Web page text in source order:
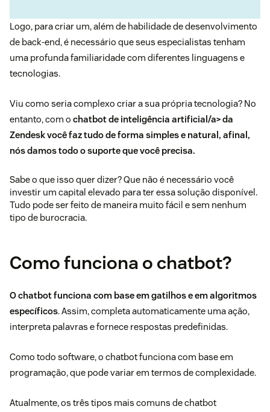
Logo, para criar um, além de habilidade de desenvolvimento
de back-end, é necessário que seus especialistas tenham
uma profunda familiaridade com diferentes linguagens e
tecnologias.
Viu como seria complexo criar a sua própria tecnologia? No
entanto, com o chatbot de inteligência artificial/a> da
Zendesk você faz tudo de forma simples e natural, afinal,
nós damos todo o suporte que você precisa.
Sabe o que isso quer dizer? Que não é necessário você
investir um capital elevado para ter essa solução disponível.
Tudo pode ser feito de maneira muito fácil e sem nenhum
tipo de burocracia.
Como funciona o chatbot?
O chatbot funciona com base em gatilhos e em algoritmos
específicos. Assim, completa automaticamente uma ação,
interpreta palavras e fornece respostas predefinidas.
Como todo software, o chatbot funciona com base em
programação, que pode variar em termos de complexidade.
Atualmente, os três tipos mais comuns de chatbot